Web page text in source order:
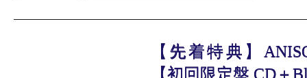
【先着特典】
【初回限定盤 CD＋